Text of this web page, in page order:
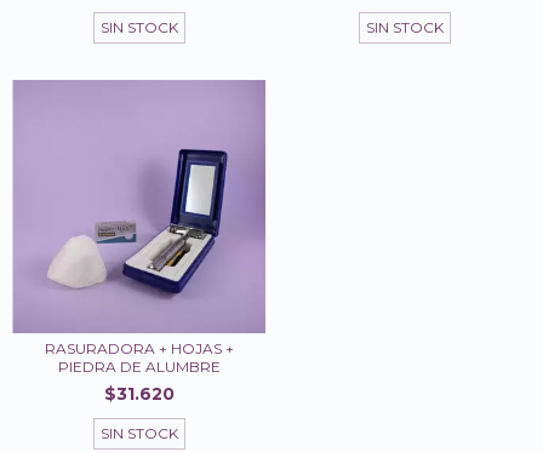
SIN STOCK SIN STOCK
RASURADORA + HOJAS +
PIEDRA DE ALUMBRE
$31.620
SIN STOCK